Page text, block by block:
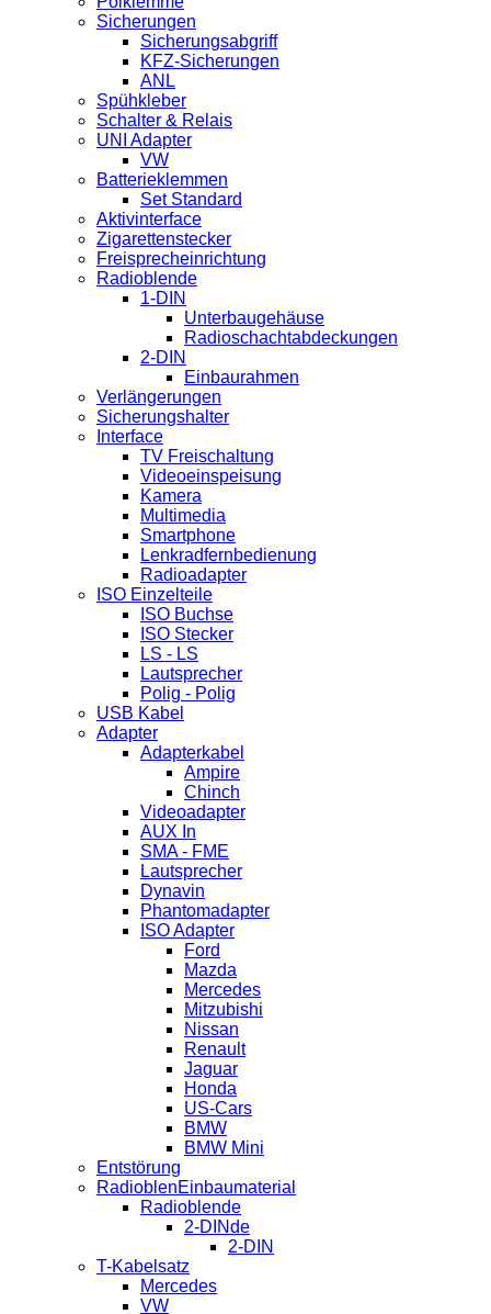
Sicherungen
Sicherungsabgriff
KFZ-Sicherungen
ANL
Spühkleber
Schalter & Relais
UNI Adapter
VW
Batterieklemmen
Set Standard
Aktivinterface
Zigarettenstecker
Freisprecheinrichtung
Radioblende
1-DIN
Unterbaugehäuse
Radioschachtabdeckungen
2-DIN
Einbaurahmen
Verlängerungen
Sicherungshalter
Interface
TV Freischaltung
Videoeinspeisung
Kamera
Multimedia
Smartphone
Lenkradfernbedienung
Radioadapter
ISO Einzelteile
ISO Buchse
ISO Stecker
LS - LS
Lautsprecher
Polig - Polig
USB Kabel
Adapter
Adapterkabel
Ampire
Chinch
Videoadapter
AUX In
SMA - FME
Lautsprecher
Dynavin
Phantomadapter
ISO Adapter
Ford
Mazda
Mercedes
Mitzubishi
Nissan
Renault
Jaguar
Honda
US-Cars
BMW
BMW Mini
Entstörung
RadioblenEinbaumaterial
Radioblende
2-DINde
2-DIN
T-Kabelsatz
Mercedes
VW